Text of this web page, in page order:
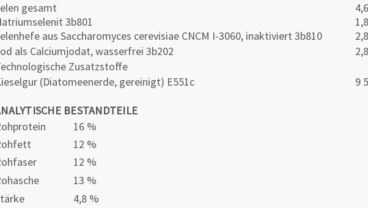
gesamt
3b801
aus Saccharomyces cerevisiae CNCM I-3060, inaktiviert 3b810
als Calciumjodat, wasserfrei 3b202
Zusatzstoffe
(Diatomeenerde, gereinigt) E551c
9
BESTANDTEILE
16 %
12 %
12 %
13 %
4,8 %